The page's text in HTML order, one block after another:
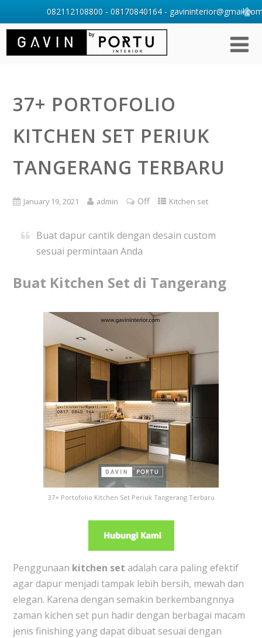
37+ PORTOFOLIO
KITCHEN SET PERIUK
TANGERANG TERBARU
January 19, 2021 admin Off Kitchen set
Buat dapur cantik dengan desain custom
sesuai permintaan Anda
Buat Kitchen Set di Tangerang
37+ Portofolio Kitchen Set Periuk Tangerang Terbaru
Penggunaan kitchen set adalah cara paling efektif
agar dapur menjadi tampak lebih bersih, mewah dan
elegan. Karena dengan semakin berkembangnnya
zaman kichen set pun hadir dengan berbagai macam
jenis finishing yang dapat dibuat sesuai dengan
082112108800 - 08170840164 -